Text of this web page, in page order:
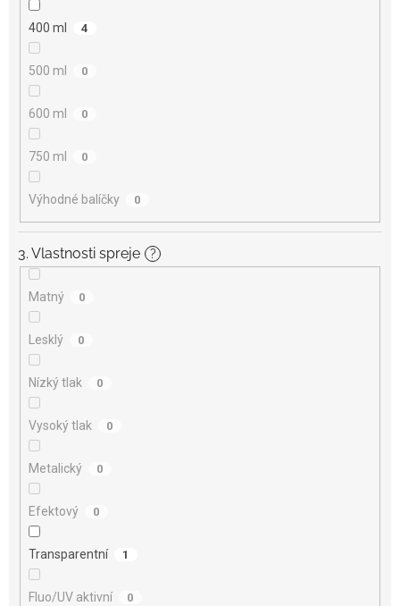
400 ml 4
500 ml 0
600 ml 0
750 ml 0
Výhodné balíčky 0
3. Vlastnosti spreje ?
Matný 0
Lesklý 0
Nízký tlak 0
Vysoký tlak 0
Metalický 0
Efektový 0
Transparentní 1
Fluo/UV aktivní 0